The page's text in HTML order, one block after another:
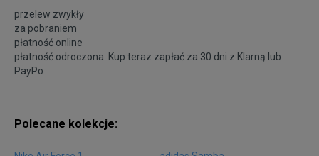
przelew zwykły
za pobraniem
płatność online
płatność odroczona: Kup teraz zapłać za 30 dni z Klarną lub
PayPo
Polecane kolekcje: